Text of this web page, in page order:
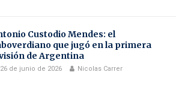
Custodio Mendes: el
que jugó en la primera
de Argentina
26 de junio de 2026 Nicolas Carrer